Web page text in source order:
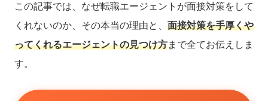
この記事では、なぜ転職エージェントが面接対策をして
くれないのか、その本当の理由と、 面接対策を手厚くや
ってくれるエージェントの見つけ方まで全てお伝えしま
す。